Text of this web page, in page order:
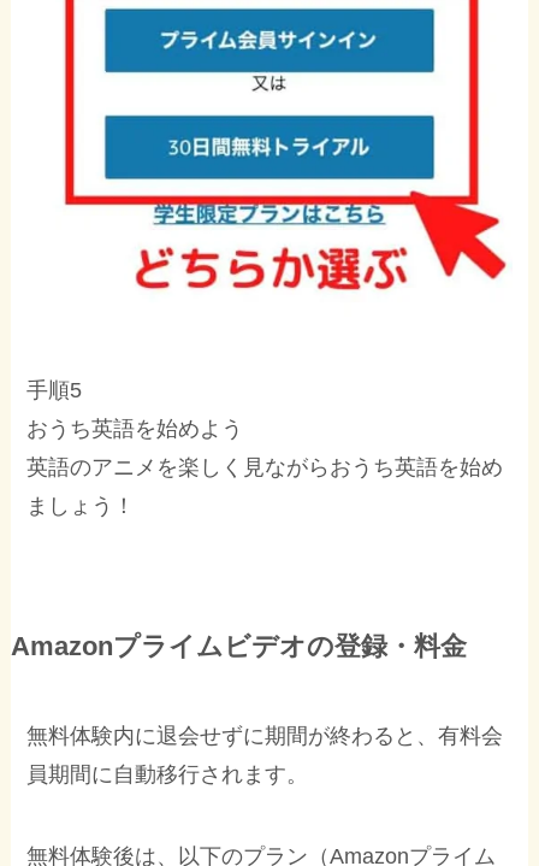
手順5
おうち英語を始めよう
英語のアニメを楽しく見ながらおうち英語を始め
ましょう！
Amazonプライムビデオの登録・料金
無料体験内に退会せずに期間が終わると、有料会
員期間に自動移行されます。
無料体験後は、以下のプラン（Amazonプライム